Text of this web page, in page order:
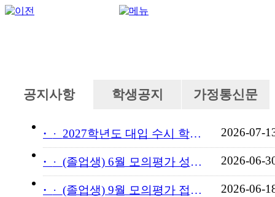
공지사항 학생공지 가정통신문
· 2027학년도 대입 수시 학교... 2026-07-
· (졸업생) 6월 모의평가 성적... 2026-06-
· (졸업생) 9월 모의평가 접수... 2026-06-